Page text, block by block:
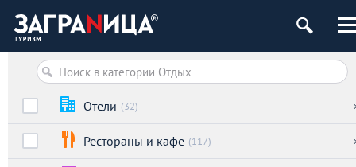
Отели (32)
Рестораны и кафе (117)